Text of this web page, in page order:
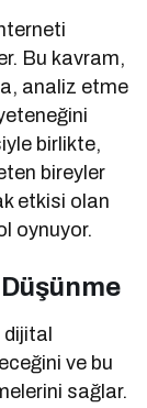
Bu kavram,
analiz etme
birlikte,
bireyler
etkisi olan
oynuyor.
ve bu
sağlar.